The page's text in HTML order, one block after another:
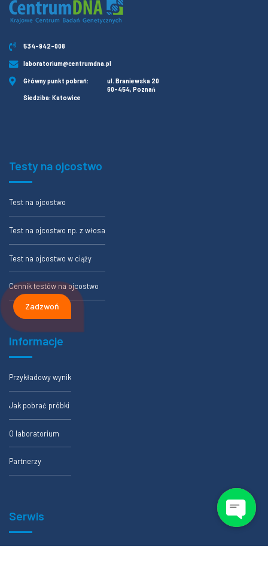
534-942-008
laboratorium@centrumdna.pl
Główny punkt pobrań:
ul. Braniewska 20
60-454, Poznań
Siedziba: Katowice
Testy na ojcostwo
Test na ojcostwo
Test na ojcostwo np. z włosa
Test na ojcostwo w ciąży
Cennik testów na ojcostwo
Informacje
Przykładowy wynik
Jak pobrać próbki
O laboratorium
Partnerzy
Serwis
Zadzwoń